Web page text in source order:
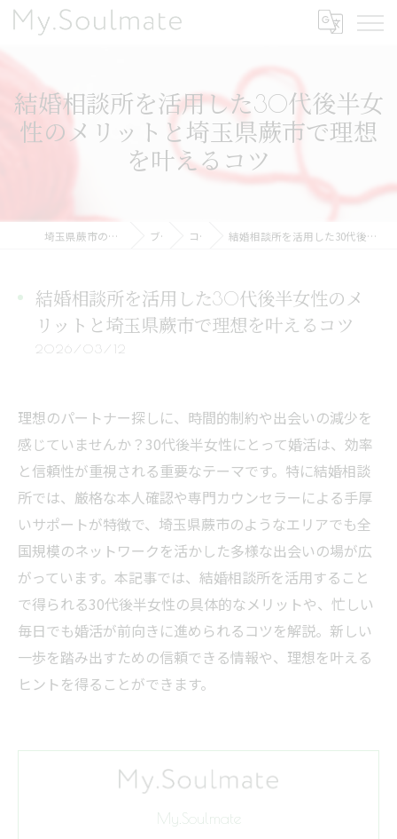
結婚相談所を活用した30代後半女
性のメリットと埼玉県蕨市で理想
を叶えるコツ
埼玉県蕨市の結婚相談所ならMy.Soulmate ブログ コラム 結婚相談所を活用した30代後半女性のメリットと埼玉県蕨市で理想を叶えるコツ
結婚相談所を活用した30代後半女性のメ
リットと埼玉県蕨市で理想を叶えるコツ
2026/03/12
理想のパートナー探しに、時間的制約や出会いの減少を
感じていませんか？30代後半女性にとって婚活は、効率
と信頼性が重視される重要なテーマです。特に結婚相談
所では、厳格な本人確認や専門カウンセラーによる手厚
いサポートが特徴で、埼玉県蕨市のようなエリアでも全
国規模のネットワークを活かした多様な出会いの場が広
がっています。本記事では、結婚相談所を活用すること
で得られる30代後半女性の具体的なメリットや、忙しい
毎日でも婚活が前向きに進められるコツを解説。新しい
一歩を踏み出すための信頼できる情報や、理想を叶える
ヒントを得ることができます。
My.Soulmate